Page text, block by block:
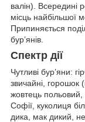
валін). Всередині
місць найбільшої
Припиняється
бур’янів.
Спектр дії
Чутливі бур’яни:
звичайні, горошок
жовтець польовий,
Софії, куколиця
дика, мак дикий,